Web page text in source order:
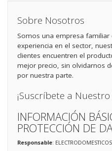
Sobre Nosotros
Somos una empresa
experiencia en el sector,
clientes encuentren el
mejor precio, sin olvidarnos
por nuestra parte.
¡Suscríbete a
INFORMACIÓN
PROTECCIÓN DE
Responsable: